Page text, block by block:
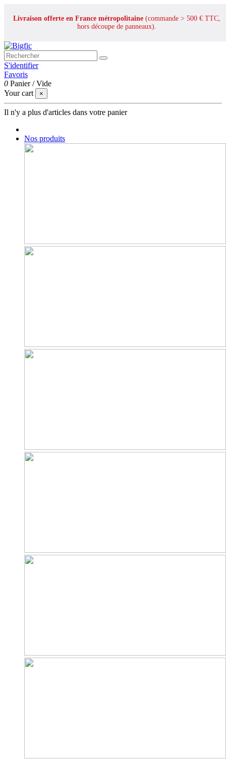
Livraison offerte en France métropolitaine (commande > 500 € TTC,
hors découpe de panneaux).
S'identifier
Favoris
0 Panier /Vide
Your cart
×
Il n'y a plus d'articles dans votre panier
Nos produits